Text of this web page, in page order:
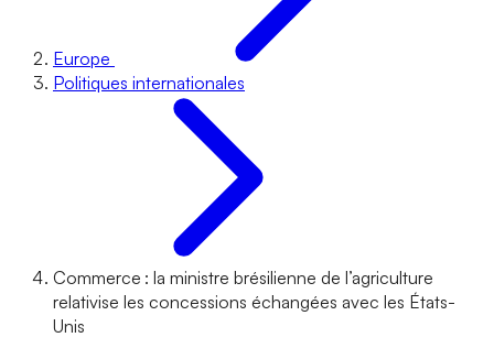
Europe
Politiques internationales
Commerce : la ministre brésilienne de l’agriculture
relativise les concessions échangées avec les États-
Unis